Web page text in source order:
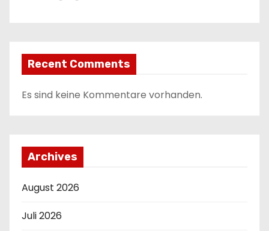
Recent Comments
Es sind keine Kommentare vorhanden.
Archives
August 2026
Juli 2026